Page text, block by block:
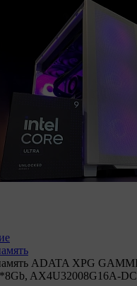
ADATA XPG
AX4U32008G16A-